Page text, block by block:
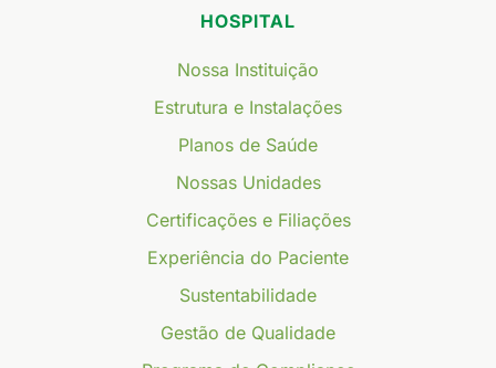
HOSPITAL
Nossa Instituição
Estrutura e Instalações
Planos de Saúde
Nossas Unidades
Certificações e Filiações
Experiência do Paciente
Sustentabilidade
Gestão de Qualidade